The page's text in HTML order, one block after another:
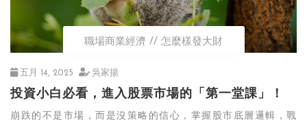
關於我們
職場商業經濟 怎麼樣發大財
五月 14, 2025 吳家揚
投資小白必看，進入股票市場的「第一堂課」！
崩跌的不是市場，而是沒策略的信心，掌握股市底層邏輯，戰